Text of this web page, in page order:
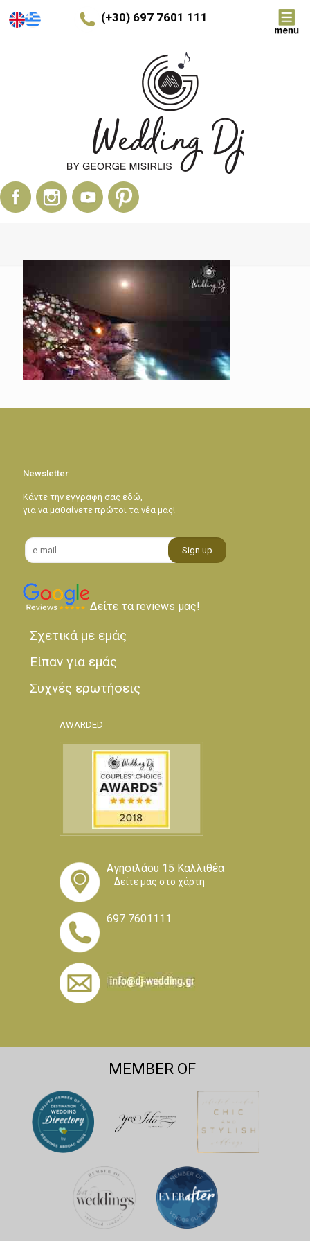
(+30) 697 7601 111
Newsletter
Κάντε την εγγραφή σας εδώ,
για να μαθαίνετε πρώτοι τα νέα μας!
Δείτε τα reviews μας!
Σχετικά με εμάς
Είπαν για εμάς
Συχνές ερωτήσεις
AWARDED
Αγησιλάου 15 Καλλιθέα
Δείτε μας στο χάρτη
697 7601111
MEMBER OF